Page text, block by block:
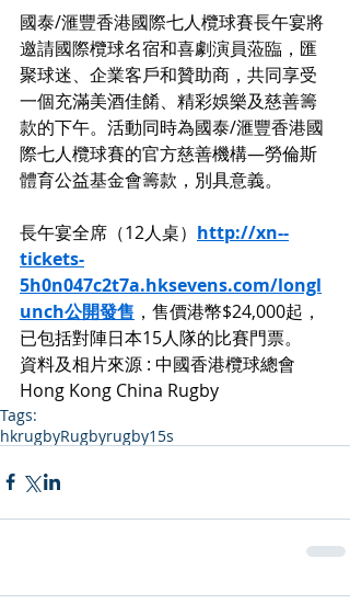
國泰/滙豐香港國際七人欖球賽長午宴將
邀請國際欖球名宿和喜劇演員蒞臨，匯
聚球迷、企業客戶和贊助商，共同享受
一個充滿美酒佳餚、精彩娛樂及慈善籌
款的下午。活動同時為國泰/滙豐香港國
際七人欖球賽的官方慈善機構—勞倫斯
體育公益基金會籌款，別具意義。
長午宴全席（12人桌） http://xn--
tickets-
5h0n047c2t7a.hksevens.com/longl
unch公開發售 ，售價港幣$24,000起，
已包括對陣日本15人隊的比賽門票。
資料及相片來源 : 中國香港欖球總會
Hong Kong China Rugby
Tags:
hkrugbyRugbyrugby15s